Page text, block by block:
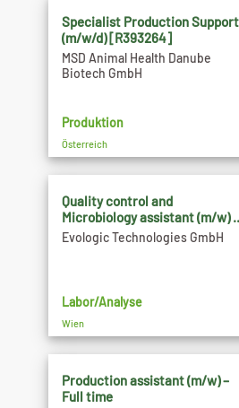
Specialist Production Support
(m/w/d) [R393264]
MSD Animal Health Danube
Biotech GmbH
Produktion
Österreich
Quality control and
Microbiology assistant (m/w)
Evologic Technologies GmbH
Labor/Analyse
Wien
Production assistant (m/w) –
Full time